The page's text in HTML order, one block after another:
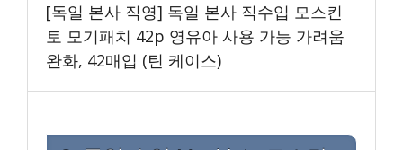
[독일 본사 직영] 독일 본사 직수입 모스킨
토 모기패치 42p 영유아 사용 가능 가려움
완화, 42매입 (틴 케이스)